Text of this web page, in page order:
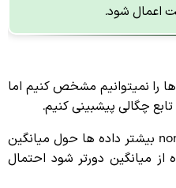
اعمال شود.
را نمیتوانیم مشخص کنیم اما
چگالی پیشبینی کنیم.
برای مثال ما در normal distrbution بیشتر داده ها حول میانگین
میانگین دورتر شود احتمال